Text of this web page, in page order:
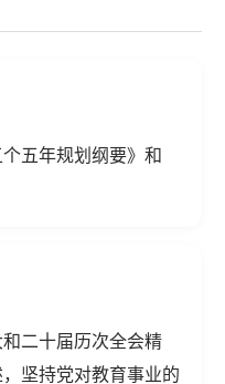
五年规划纲要》和
二十届历次全会精
坚持党对教育事业的